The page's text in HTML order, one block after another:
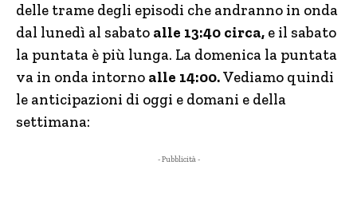
delle trame degli episodi che andranno in onda
dal lunedì al sabato alle 13:40 circa, e il sabato
la puntata è più lunga. La domenica la puntata
va in onda intorno alle 14:00.Vediamo quindi
le anticipazioni di oggi e domani e della
settimana:
- Pubblicità -